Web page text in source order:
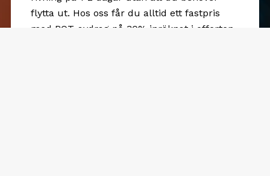
flytta ut. Hos oss får du alltid ett fastpris
med ROT-avdrag på 30% inräknat i offerten